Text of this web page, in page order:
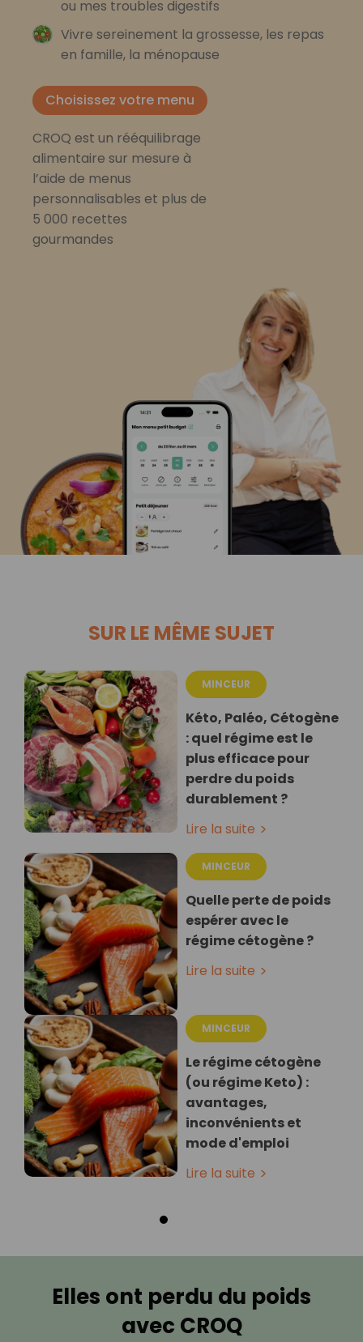
ou mes troubles digestifs
Vivre sereinement la grossesse, les repas
en famille, la ménopause
Choisissez votre menu
CROQ est un rééquilibrage
alimentaire sur mesure à
l’aide de menus
personnalisables et plus de
5 000 recettes
gourmandes
SUR LE MÊME SUJET
MINCEUR
Kéto, Paléo, Cétogène
: quel régime est le
plus efficace pour
perdre du poids
durablement ?
Lire la suite
MINCEUR
Quelle perte de poids
espérer avec le
régime cétogène ?
Lire la suite
MINCEUR
Le régime cétogène
(ou régime Keto) :
avantages,
inconvénients et
mode d'emploi
Lire la suite
Elles ont perdu du poids
avec CROQ